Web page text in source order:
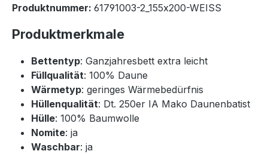
Produktnummer: 61791003-2_155x200-WEISS
Produktmerkmale
Bettentyp: Ganzjahresbett extra leicht
Füllqualität: 100% Daune
Wärmetyp: geringes Wärmebedürfnis
Hüllenqualität: Dt. 250er IA Mako Daunenbatist
Hülle: 100% Baumwolle
Nomite: ja
Waschbar: ja